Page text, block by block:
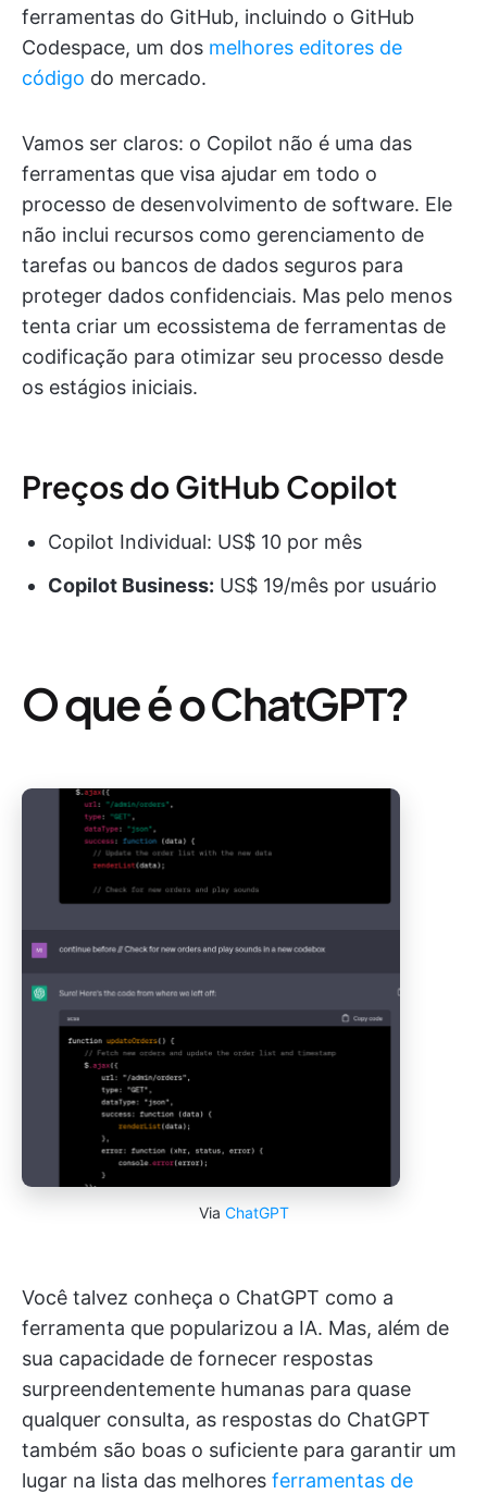
ferramentas do GitHub, incluindo o GitHub
Codespace, um dos melhores editores de
código do mercado.
Vamos ser claros: o Copilot não é uma das
ferramentas que visa ajudar em todo o
processo de desenvolvimento de software. Ele
não inclui recursos como gerenciamento de
tarefas ou bancos de dados seguros para
proteger dados confidenciais. Mas pelo menos
tenta criar um ecossistema de ferramentas de
codificação para otimizar seu processo desde
os estágios iniciais.
Preços do GitHub Copilot
Copilot Individual: US$ 10 por mês
Copilot Business: US$ 19/mês por usuário
O que é o ChatGPT?
Via ChatGPT
Você talvez conheça o ChatGPT como a
ferramenta que popularizou a IA. Mas, além de
sua capacidade de fornecer respostas
surpreendentemente humanas para quase
qualquer consulta, as respostas do ChatGPT
também são boas o suficiente para garantir um
lugar na lista das melhores ferramentas de